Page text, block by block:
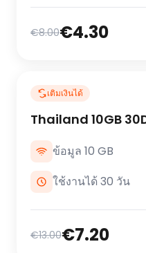
€8.00€4.30
เติมเงินได้
Thailand 10GB
ข้อมูล 10 GB
ใช้งานได้ 30 วัน
€13.00€7.20